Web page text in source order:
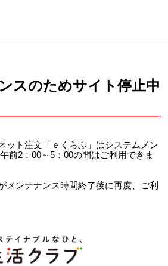
スのためサイト停止中
ット注文「ｅくらぶ」はシステムメン
前2：00～5：00の間はご利用できま
メンテナンス時間終了後に再度、ご利